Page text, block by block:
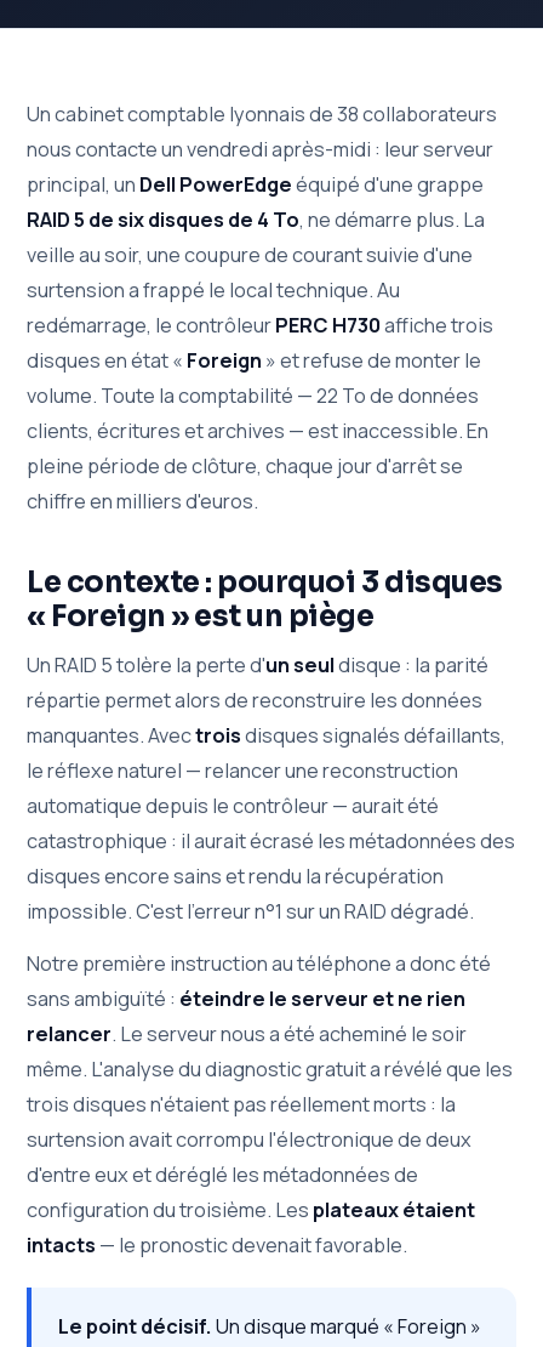
Un cabinet comptable lyonnais de 38 collaborateurs
nous contacte un vendredi après-midi : leur serveur
principal, un Dell PowerEdgeéquipé d'une grappe
RAID 5 de six disques de 4 To, ne démarre plus. La
veille au soir, une coupure de courant suivie d'une
surtension a frappé le local technique. Au
redémarrage, le contrôleurPERC H730affiche trois
disques en état « Foreign » et refuse de monter le
volume. Toute la comptabilité — 22 To de données
clients, écritures et archives — est inaccessible. En
pleine période de clôture, chaque jour d'arrêt se
chiffre en milliers d'euros.
Le contexte : pourquoi 3 disques
« Foreign » est un piège
Un RAID 5 tolère la perte d'un seuldisque : la parité
répartie permet alors de reconstruire les données
manquantes. Avectroisdisques signalés défaillants,
le réflexe naturel — relancer une reconstruction
automatique depuis le contrôleur — aurait été
catastrophique : il aurait écrasé les métadonnées des
disques encore sains et rendu la récupération
impossible. C'est l'erreur n°1 sur un RAID dégradé.
Notre première instruction au téléphone a donc été
sans ambiguïté : éteindre le serveur et ne rien
relancer. Le serveur nous a été acheminé le soir
même. L'analyse du diagnostic gratuit a révélé que les
trois disques n'étaient pas réellement morts : la
surtension avait corrompu l'électronique de deux
d'entre eux et déréglé les métadonnées de
configuration du troisième. Les plateaux étaient
intacts — le pronostic devenait favorable.
Le point décisif. Un disque marqué « Foreign »